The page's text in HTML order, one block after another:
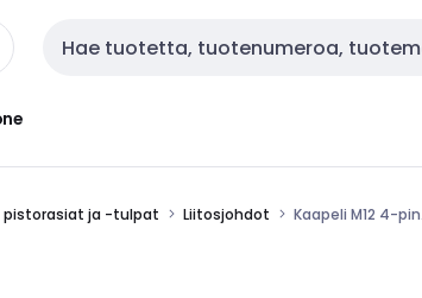
Haku
pistorasiat ja -tulpat Liitosjohdot Kaapeli M12 4-